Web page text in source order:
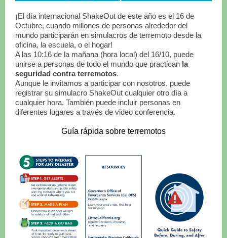
¡El día internacional ShakeOut de este año es el 16 de
Octubre, cuando millones de personas alrededor del
mundo participarán en simulacros de terremoto desde la
oficina, la escuela, o el hogar!
A las 10:16 de la mañana (hora local) del 16/10, puede
unirse a personas de todo el mundo que practican la
seguridad contra terremotos.
Aunque le invitamos a participar con nosotros, puede
registrar su simulacro ShakeOut cualquier otro día a
cualquier hora. También puede incluir personas en
diferentes lugares a través de video conferencia.
Guía rápida sobre terremotos